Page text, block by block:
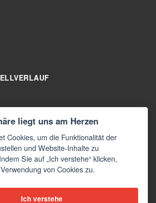
liegt uns am Herzen
Cookies, um die Funktionalität der
und Website-Inhalte zu
Sie auf „Ich verstehe“ klicken,
von Cookies zu.
Ich verstehe